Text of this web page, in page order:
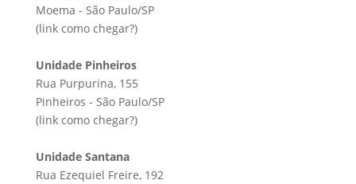
Moema - São Paulo/SP
(link como chegar?)
Unidade Pinheiros
Rua Purpurina, 155
Pinheiros - São Paulo/SP
(link como chegar?)
Unidade Santana
Rua Ezequiel Freire, 192